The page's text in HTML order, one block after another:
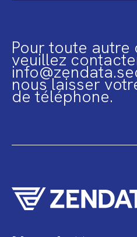
Pour toute autre
veuillez
nous laisser
de téléphone.